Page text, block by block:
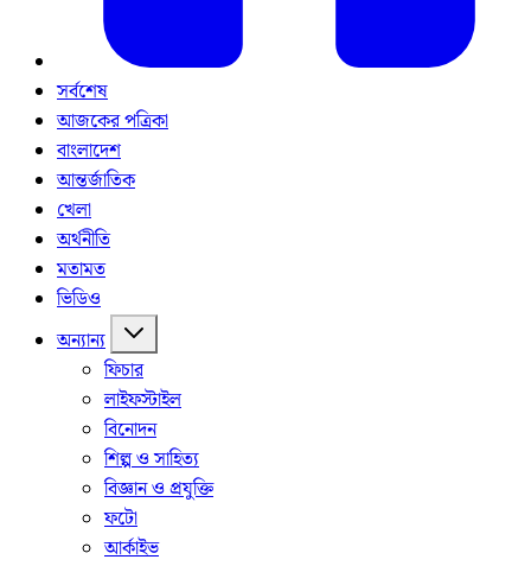
সর্বশেষ
আজকের পত্রিকা
বাংলাদেশ
আন্তর্জাতিক
খেলা
অর্থনীতি
মতামত
ভিডিও
অন্যান্য
ফিচার
লাইফস্টাইল
বিনোদন
শিল্প ও সাহিত্য
বিজ্ঞান ও প্রযুক্তি
ফটো
আর্কাইভ